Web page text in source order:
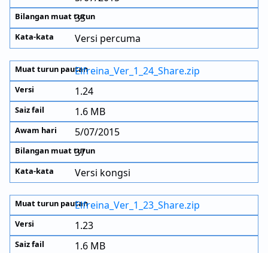
35
Versi percuma
Elfreina_Ver_1_24_Share.zip
1.24
1.6 MB
5/07/2015
37
Versi kongsi
Elfreina_Ver_1_23_Share.zip
1.23
1.6 MB